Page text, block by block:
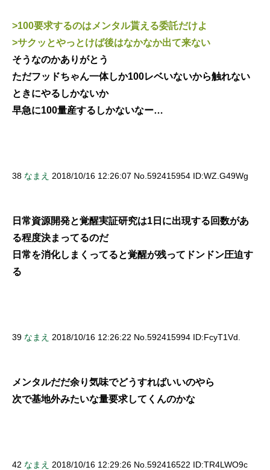
>100要求するのはメンタル貰える委託だけよ
>サクッとやっとけば後はなかなか出て来ない
そうなのかありがとう
ただフッドちゃん一体しか100レベいないから触れない
ときにやるしかないか
早急に100量産するしかないなー…
38 なまえ 2018/10/16 12:26:07 No.592415954 ID:WZ.G49Wg
日常資源開発と覚醒実証研究は1日に出現する回数があ
る程度決まってるのだ
日常を消化しまくってると覚醒が残ってドンドン圧迫す
る
39 なまえ 2018/10/16 12:26:22 No.592415994 ID:FcyT1Vd.
メンタルだだ余り気味でどうすればいいのやら
次で基地外みたいな量要求してくんのかな
42 なまえ 2018/10/16 12:29:26 No.592416522 ID:TR4LWO9c